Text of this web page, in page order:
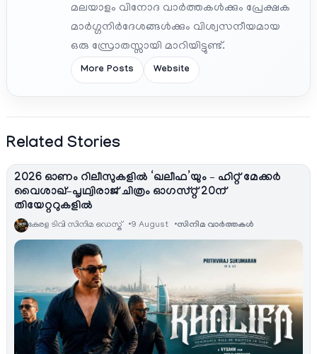
മലയാളം വിനോദ വാർത്തകൾക്കും പ്രേക്ഷക
മാർഗ്ഗനിർദേശങ്ങൾക്കും വിശ്വസനീയമായ
ഒരു സ്രോതസ്സായി മാറിയിട്ടുണ്ട്.
More Posts Website
Related Stories
2026 ഓണം റിലീസുകളിൽ ‘ഖലീഫ’യും – ഹിറ്റ് മേക്കർ
വൈശാഖ്–പൃഥ്വിരാജ് ചിത്രം ഓഗസ്റ്റ് 20ന്
തിയേറ്ററുകളിൽ
കേരള ടിവി സിനിമ ഡെസ്ക് 9 August സിനിമ വാര്‍ത്തകള്‍